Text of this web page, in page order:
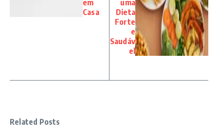
em
Casa
uma
Dieta
Forte
e
Saudáv
el
Related Posts